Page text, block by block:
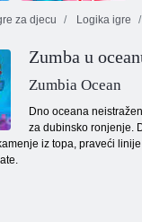
Voćna
Candyland
Sweet River
za djecu Logika igre
Zumba u
Zumbia Ocean
Dno oceana
za dubinsko ronjenje.
iz topa, praveći